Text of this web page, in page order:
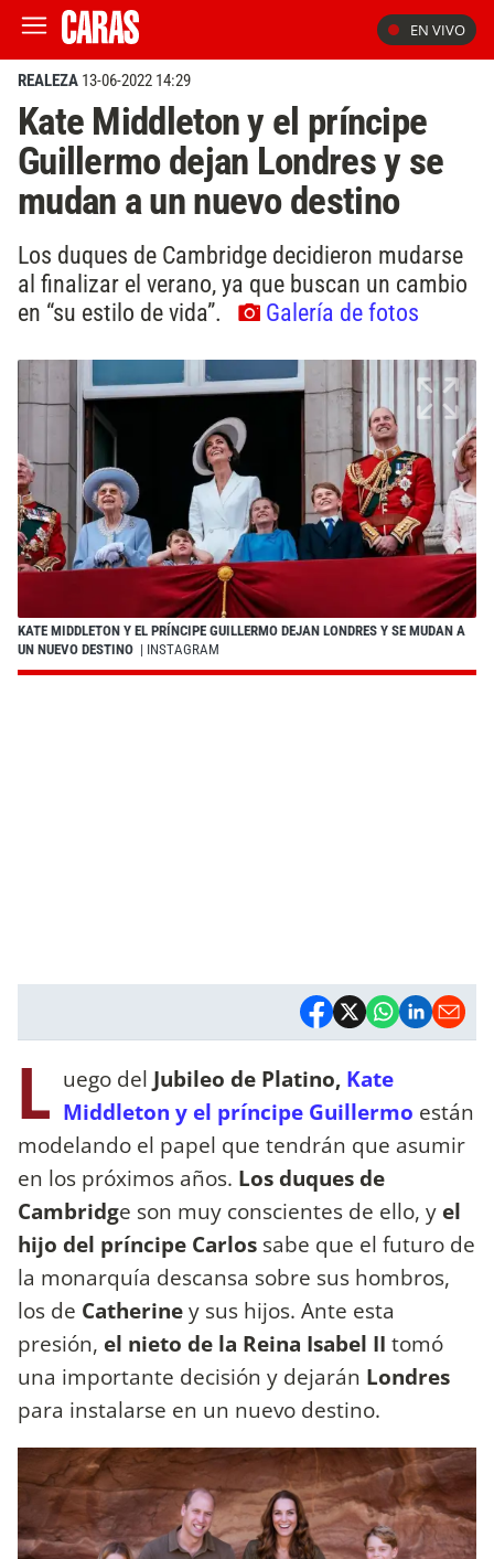
EN VIVO
REALEZA 13-06-2022 14:29
Kate Middleton y el príncipe
Guillermo dejan Londres y se
mudan a un nuevo destino
Los duques de Cambridge decidieron mudarse
al finalizar el verano, ya que buscan un cambio
en “su estilo de vida”.
Galería de fotos
KATE MIDDLETON Y EL PRÍNCIPE GUILLERMO DEJAN LONDRES Y SE MUDAN A
UN NUEVO DESTINO | INSTAGRAM
L uego del Jubileo de Platino, Kate
Middleton y el príncipe Guillermo están
modelando el papel que tendrán que asumir
en los próximos años. Los duques de
Cambridge son muy conscientes de ello, y el
hijo del príncipe Carlos sabe que el futuro de
la monarquía descansa sobre sus hombros,
los de Catheriney sus hijos. Ante esta
presión, el nieto de la Reina Isabel II tomó
una importante decisión y dejarán Londres
para instalarse en un nuevo destino.